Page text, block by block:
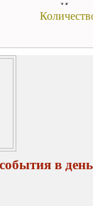
ли в
события в